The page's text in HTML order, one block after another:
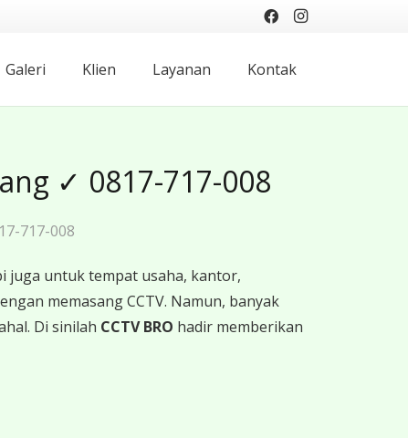
Galeri Klien Layanan Kontak
✓ 0817-717-008
717-008
juga untuk tempat usaha, kantor,
memasang CCTV. Namun, banyak
Di sinilah CCTV BRO hadir memberikan